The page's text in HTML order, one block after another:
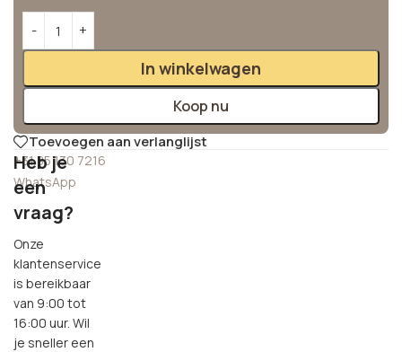
In winkelwagen
Koop nu
Toevoegen aan verlanglijst
+31 85 130 7216
WhatsApp
Heb je
een
vraag?
Onze
klantenservice
is bereikbaar
van 9:00 tot
16:00 uur. Wil
je sneller een